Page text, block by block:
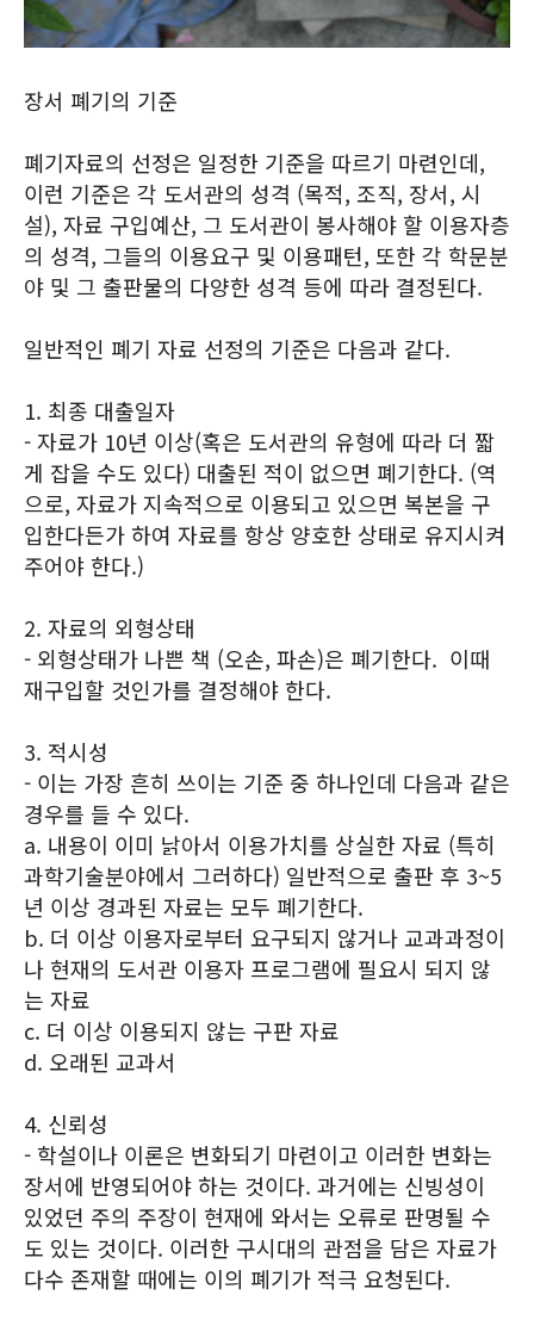
장서 폐기의 기준
폐기자료의 선정은 일정한 기준을 따르기 마련인데,
이런 기준은 각 도서관의 성격 (목적, 조직, 장서, 시
설), 자료 구입예산, 그 도서관이 봉사해야 할 이용자층
의 성격, 그들의 이용요구 및 이용패턴, 또한 각 학문분
야 및 그 출판물의 다양한 성격 등에 따라 결정된다.
일반적인 폐기 자료 선정의 기준은 다음과 같다.
1. 최종 대출일자
- 자료가 10년 이상(혹은 도서관의 유형에 따라 더 짧
게 잡을 수도 있다) 대출된 적이 없으면 폐기한다. (역
으로, 자료가 지속적으로 이용되고 있으면 복본을 구
입한다든가 하여 자료를 항상 양호한 상태로 유지시켜
주어야 한다.)
2. 자료의 외형상태
- 외형상태가 나쁜 책 (오손, 파손)은 폐기한다. 이때
재구입할 것인가를 결정해야 한다.
3. 적시성
- 이는 가장 흔히 쓰이는 기준 중 하나인데 다음과 같은
경우를 들 수 있다.
a. 내용이 이미 낡아서 이용가치를 상실한 자료 (특히
과학기술분야에서 그러하다) 일반적으로 출판 후 3~5
년 이상 경과된 자료는 모두 폐기한다.
b. 더 이상 이용자로부터 요구되지 않거나 교과과정이
나 현재의 도서관 이용자 프로그램에 필요시 되지 않
는 자료
c. 더 이상 이용되지 않는 구판 자료
d. 오래된 교과서
4. 신뢰성
- 학설이나 이론은 변화되기 마련이고 이러한 변화는
장서에 반영되어야 하는 것이다. 과거에는 신빙성이
있었던 주의 주장이 현재에 와서는 오류로 판명될 수
도 있는 것이다. 이러한 구시대의 관점을 담은 자료가
다수 존재할 때에는 이의 폐기가 적극 요청된다.